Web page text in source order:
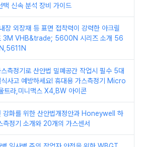
택 신속 분석 장비 가이드
장 외장재 등 표면 접착력이 강력한 아크릴
3M VHB&trade; 5600N 시리즈 소개 56
측정기로 산안법 밀폐공간 작업시 필수 5대
사고 예방하세요! 휴대용 가스측정기 Micro
트라,미니맥스 X4,BW 아이콘
강화를 위한 산안법개정안과 Honeywell 하
측정기 소개와 20개의 가스센서